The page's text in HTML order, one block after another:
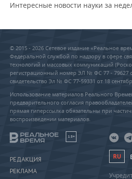
Интересные новости науки за
© 2015 - 2026 Сетевое издание «Реальное
Федеральной службой по надзору в сфере
технологий и массовых коммуникаций
регистрационный номер ЭЛ № ФС 77 - 79627
свидетельство Эл № ФС 77-59331 от 18
Использование материалов Реального
предварительного согласия
прямая гиперссылка обязательны при
воспроизведении материалов.
18+
РЕДАКЦИЯ
РЕКЛАМА
RU